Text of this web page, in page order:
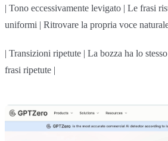
| Tono eccessivamente levigato | Le frasi
uniformi | Ritrovare la propria voce
| Transizioni ripetute | La bozza ha lo
frasi ripetute |